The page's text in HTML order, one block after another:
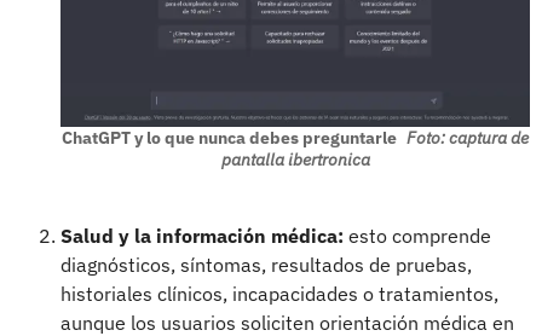
ChatGPT y lo que nunca debes preguntarle Foto: captura de
pantalla ibertronica
Salud y la información médica: esto comprende
diagnósticos, síntomas, resultados de pruebas,
historiales clínicos, incapacidades o tratamientos,
aunque los usuarios soliciten orientación médica en